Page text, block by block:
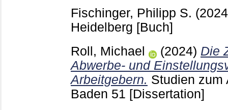
Fischinger, Philipp S.
Heidelberg [Buch]
Roll, Michael
(2024) Die
Abwerbe- und
Arbeitgebern. Studien zum
Baden 51 [Dissertation]